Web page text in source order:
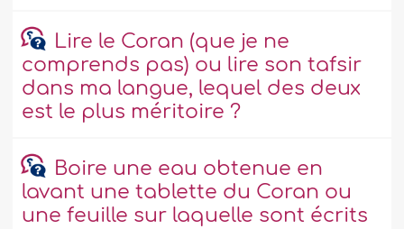
Lire le Coran (que je ne
comprends pas) ou lire son tafsir
dans ma langue, lequel des deux
est le plus méritoire ?
Boire une eau obtenue en
lavant une tablette du Coran ou
une feuille sur laquelle sont écrits